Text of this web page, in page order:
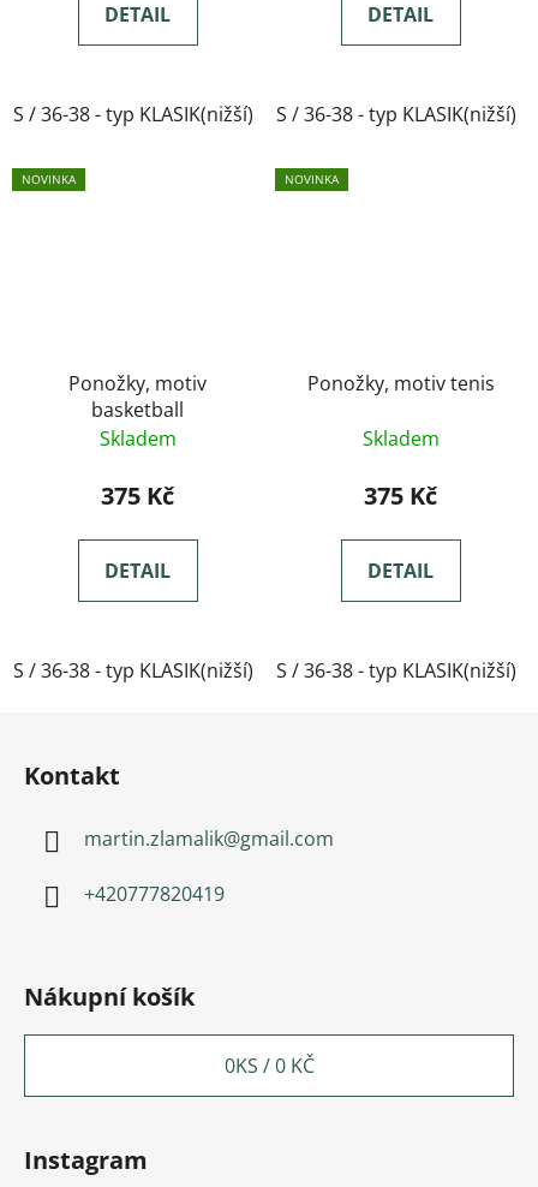
DETAIL
S / 36-38 - typ KLASIK(nižší) M / 39-41- typ KLASIK(nižší)
DETAIL
S / 36-38 - typ KLASIK(nižší)
NOVINKA
Ponožky, motiv
basketball
Skladem
375 Kč
DETAIL
S / 36-38 - typ KLASIK(nižší) M / 39-41- typ KLASIK(nižší)
NOVINKA
Ponožky, motiv tenis
Skladem
375 Kč
DETAIL
S / 36-38 - typ KLASIK(nižší)
Kontakt
martin.zlamalik@gmail.com
+420777820419
Nákupní košík
0KS /0 KČ
Instagram